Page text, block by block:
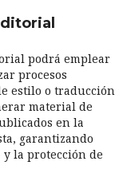
podrá emplear
procesos
estilo o traducción
material de
en la
garantizando
la protección de